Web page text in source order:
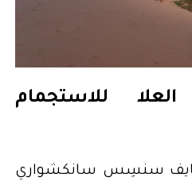
للاستجمام
فايف سنسِس سانكشواري